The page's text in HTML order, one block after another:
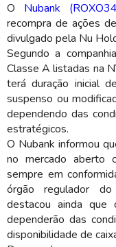
O Nubank
recompra de ações
divulgado pela Nu
Segundo a
Classe A listadas na
terá duração inicial
suspenso ou
dependendo das
estratégicos.
O Nubank informou
no mercado aberto
sempre em
órgão regulador do
destacou ainda
dependerão das
disponibilidade de